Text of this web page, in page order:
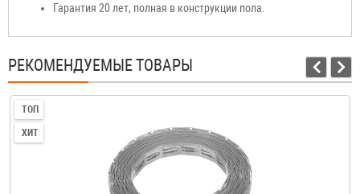
Гарантия 20 лет, полная в конструкции пола.
РЕКОМЕНДУЕМЫЕ ТОВАРЫ
ТОП
ХИТ